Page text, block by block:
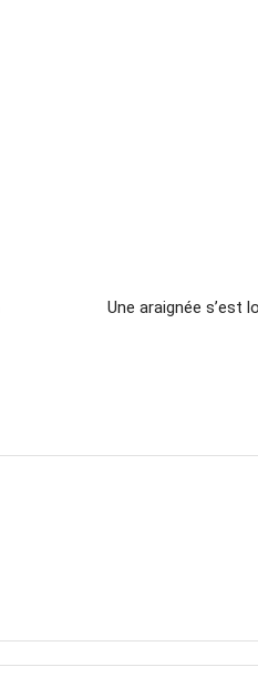
Une araignée s’est